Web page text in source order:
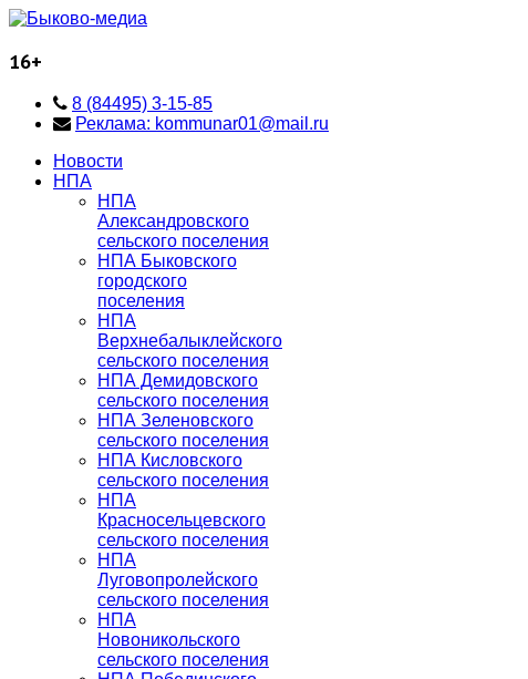
16+
8 (84495) 3-15-85
Реклама: kommunar01@mail.ru
Новости
НПА
НПА
Александровского
сельского поселения
НПА Быковского
городского
поселения
НПА
Верхнебалыклейского
сельского поселения
НПА Демидовского
сельского поселения
НПА Зеленовского
сельского поселения
НПА Кисловского
сельского поселения
НПА
Красносельцевского
сельского поселения
НПА
Луговопролейского
сельского поселения
НПА
Новоникольского
сельского поселения